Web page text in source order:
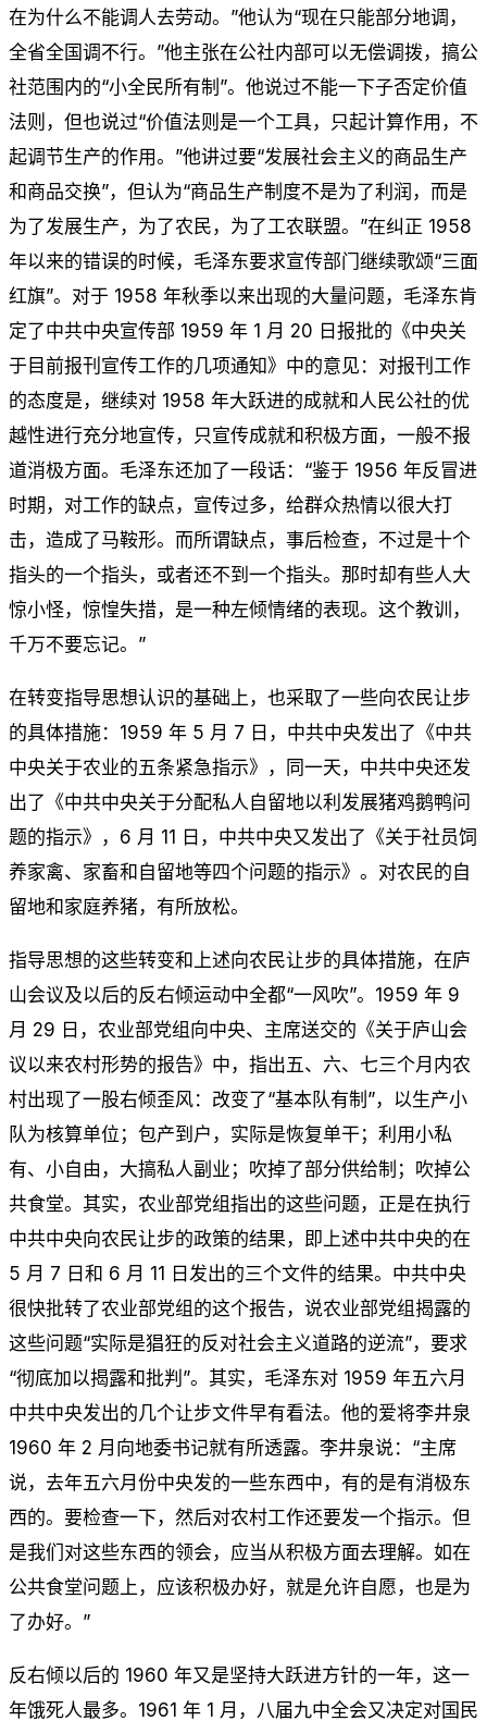
在为什么不能调人去劳动。”他认为“现在只能部分地调，
全省全国调不行。”他主张在公社内部可以无偿调拨，搞公
社范围内的“小全民所有制”。他说过不能一下子否定价值
法则，但也说过“价值法则是一个工具，只起计算作用，不
起调节生产的作用。”他讲过要“发展社会主义的商品生产
和商品交换”，但认为“商品生产制度不是为了利润，而是
为了发展生产，为了农民，为了工农联盟。”在纠正 1958
年以来的错误的时候，毛泽东要求宣传部门继续歌颂“三面
红旗”。对于 1958 年秋季以来出现的大量问题，毛泽东肯
定了中共中央宣传部 1959 年 1 月 20 日报批的《中央关
于目前报刊宣传工作的几项通知》中的意见：对报刊工作
的态度是，继续对 1958 年大跃进的成就和人民公社的优
越性进行充分地宣传，只宣传成就和积极方面，一般不报
道消极方面。毛泽东还加了一段话：“鉴于 1956 年反冒进
时期，对工作的缺点，宣传过多，给群众热情以很大打
击，造成了马鞍形。而所谓缺点，事后检查，不过是十个
指头的一个指头，或者还不到一个指头。那时却有些人大
惊小怪，惊惶失措，是一种左倾情绪的表现。这个教训，
千万不要忘记。”
在转变指导思想认识的基础上，也采取了一些向农民让步
的具体措施：1959 年 5 月 7 日，中共中央发出了《中共
中央关于农业的五条紧急指示》，同一天，中共中央还发
出了《中共中央关于分配私人自留地以利发展猪鸡鹅鸭问
题的指示》，6 月 11 日，中共中央又发出了《关于社员饲
养家禽、家畜和自留地等四个问题的指示》。对农民的自
留地和家庭养猪，有所放松。
指导思想的这些转变和上述向农民让步的具体措施，在庐
山会议及以后的反右倾运动中全都“一风吹”。1959 年 9
月 29 日，农业部党组向中央、主席送交的《关于庐山会
议以来农村形势的报告》中，指出五、六、七三个月内农
村出现了一股右倾歪风：改变了“基本队有制”，以生产小
队为核算单位；包产到户，实际是恢复单干；利用小私
有、小自由，大搞私人副业；吹掉了部分供给制；吹掉公
共食堂。其实，农业部党组指出的这些问题，正是在执行
中共中央向农民让步的政策的结果，即上述中共中央的在
5 月 7 日和 6 月 11 日发出的三个文件的结果。中共中央
很快批转了农业部党组的这个报告，说农业部党组揭露的
这些问题“实际是猖狂的反对社会主义道路的逆流”，要求
“彻底加以揭露和批判”。其实，毛泽东对 1959 年五六月
中共中央发出的几个让步文件早有看法。他的爱将李井泉
1960 年 2 月向地委书记就有所透露。李井泉说：“主席
说，去年五六月份中央发的一些东西中，有的是有消极东
西的。要检查一下，然后对农村工作还要发一个指示。但
是我们对这些东西的领会，应当从积极方面去理解。如在
公共食堂问题上，应该积极办好，就是允许自愿，也是为
了办好。”
反右倾以后的 1960 年又是坚持大跃进方针的一年，这一
年饿死人最多。1961 年 1 月，八届九中全会又决定对国民